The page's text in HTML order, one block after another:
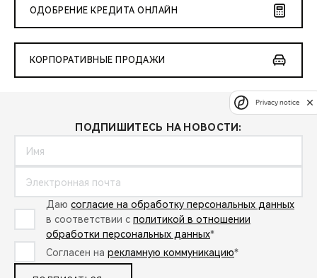
ОДОБРЕНИЕ КРЕДИТА ОНЛАЙН
КОРПОРАТИВНЫЕ ПРОДАЖИ
ПОДПИШИТЕСЬ НА НОВОСТИ:
Даю согласие на обработку персональных данных
в соответствии с политикой в отношении
обработки персональных данных*
Согласен на рекламную коммуникацию*
Privacy notice